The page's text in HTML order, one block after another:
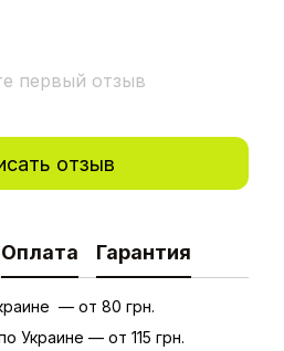
первый отзыв
отзыв
Оплата Гарантия
— от 80 грн.
Украине — от 115 грн.